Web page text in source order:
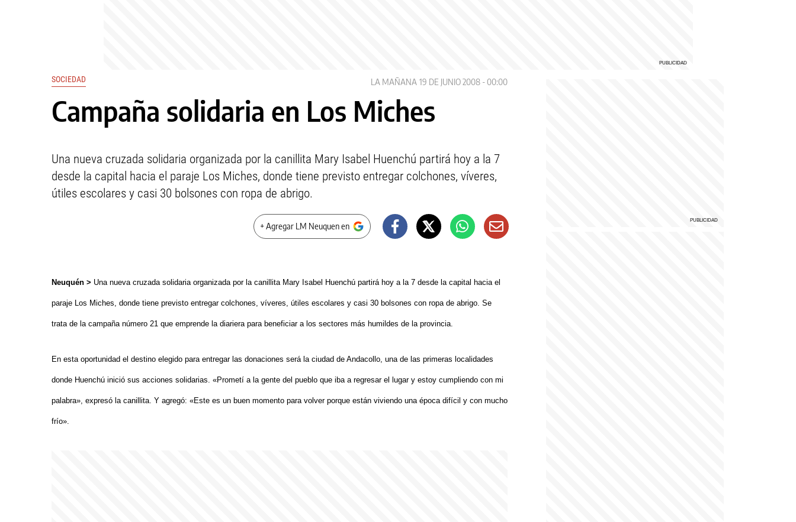
SOCIEDAD LA MAÑANA 19 DE JUNIO 2008 - 00:00
Campaña solidaria en Los Miches
Una nueva cruzada solidaria organizada por la canillita Mary Isabel Huenchú partirá hoy a la 7
desde la capital hacia el paraje Los Miches, donde tiene previsto entregar colchones, víveres,
útiles escolares y casi 30 bolsones con ropa de abrigo.
+ Agregar LM Neuquen en
Neuquén > Una nueva cruzada solidaria organizada por la canillita Mary Isabel Huenchú partirá hoy a la 7 desde la capital hacia el
paraje Los Miches, donde tiene previsto entregar colchones, víveres, útiles escolares y casi 30 bolsones con ropa de abrigo. Se
trata de la campaña número 21 que emprende la diariera para beneficiar a los sectores más humildes de la provincia.
En esta oportunidad el destino elegido para entregar las donaciones será la ciudad de Andacollo, una de las primeras localidades
donde Huenchú inició sus acciones solidarias. «Prometí a la gente del pueblo que iba a regresar el lugar y estoy cumpliendo con mi
palabra», expresó la canillita. Y agregó: «Este es un buen momento para volver porque están viviendo una época difícil y con mucho
frío».